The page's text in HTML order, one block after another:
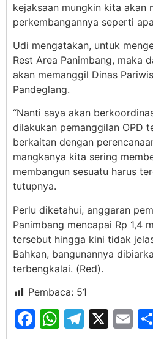
kejaksaan mungkin kita akan
perkembangannya seperti
Udi mengatakan, untuk
Rest Area Panimbang, maka
akan memanggil Dinas
Pandeglang.
“Nanti saya akan
dilakukan pemanggilan OPD
berkaitan dengan
mangkanya kita sering
membangun sesuatu harus
tutupnya.
Perlu diketahui, anggaran
Panimbang mencapai Rp 1,4
tersebut hingga kini tidak
Bahkan, bangunannya
terbengkalai. (Red).
Pembaca: 51
Facebook
WhatsApp
X